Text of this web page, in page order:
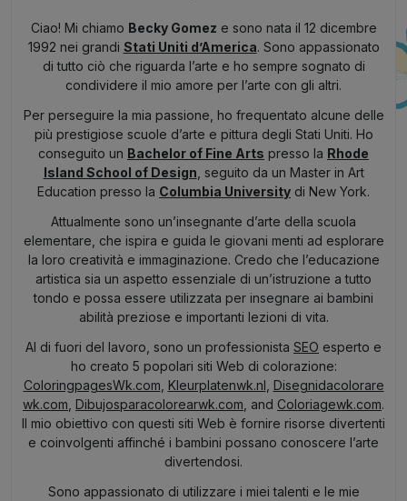
Ciao! Mi chiamo Becky Gomez e sono nata il 12 dicembre
1992 nei grandi Stati Uniti d’America. Sono appassionato
di tutto ciò che riguarda l’arte e ho sempre sognato di
condividere il mio amore per l’arte con gli altri.
Per perseguire la mia passione, ho frequentato alcune delle
più prestigiose scuole d’arte e pittura degli Stati Uniti. Ho
conseguito un Bachelor of Fine Arts presso la Rhode
Island School of Design, seguito da un Master in Art
Education presso la Columbia University di New York.
Attualmente sono un’insegnante d’arte della scuola
elementare, che ispira e guida le giovani menti ad esplorare
la loro creatività e immaginazione. Credo che l’educazione
artistica sia un aspetto essenziale di un’istruzione a tutto
tondo e possa essere utilizzata per insegnare ai bambini
abilità preziose e importanti lezioni di vita.
Al di fuori del lavoro, sono un professionista SEO esperto e
ho creato 5 popolari siti Web di colorazione:
ColoringpagesWk.com, Kleurplatenwk.nl , Disegnidacolorare
wk.com, Dibujosparacolorearwk.com, and Coloriagewk.com.
Il mio obiettivo con questi siti Web è fornire risorse divertenti
e coinvolgenti affinché i bambini possano conoscere l’arte
divertendosi.
Sono appassionato di utilizzare i miei talenti e le mie